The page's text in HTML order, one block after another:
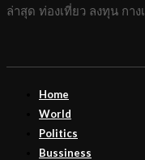
ล่าสุด ท่องเที่ยว ลงทุน กา
Home
World
Politics
Bussiness